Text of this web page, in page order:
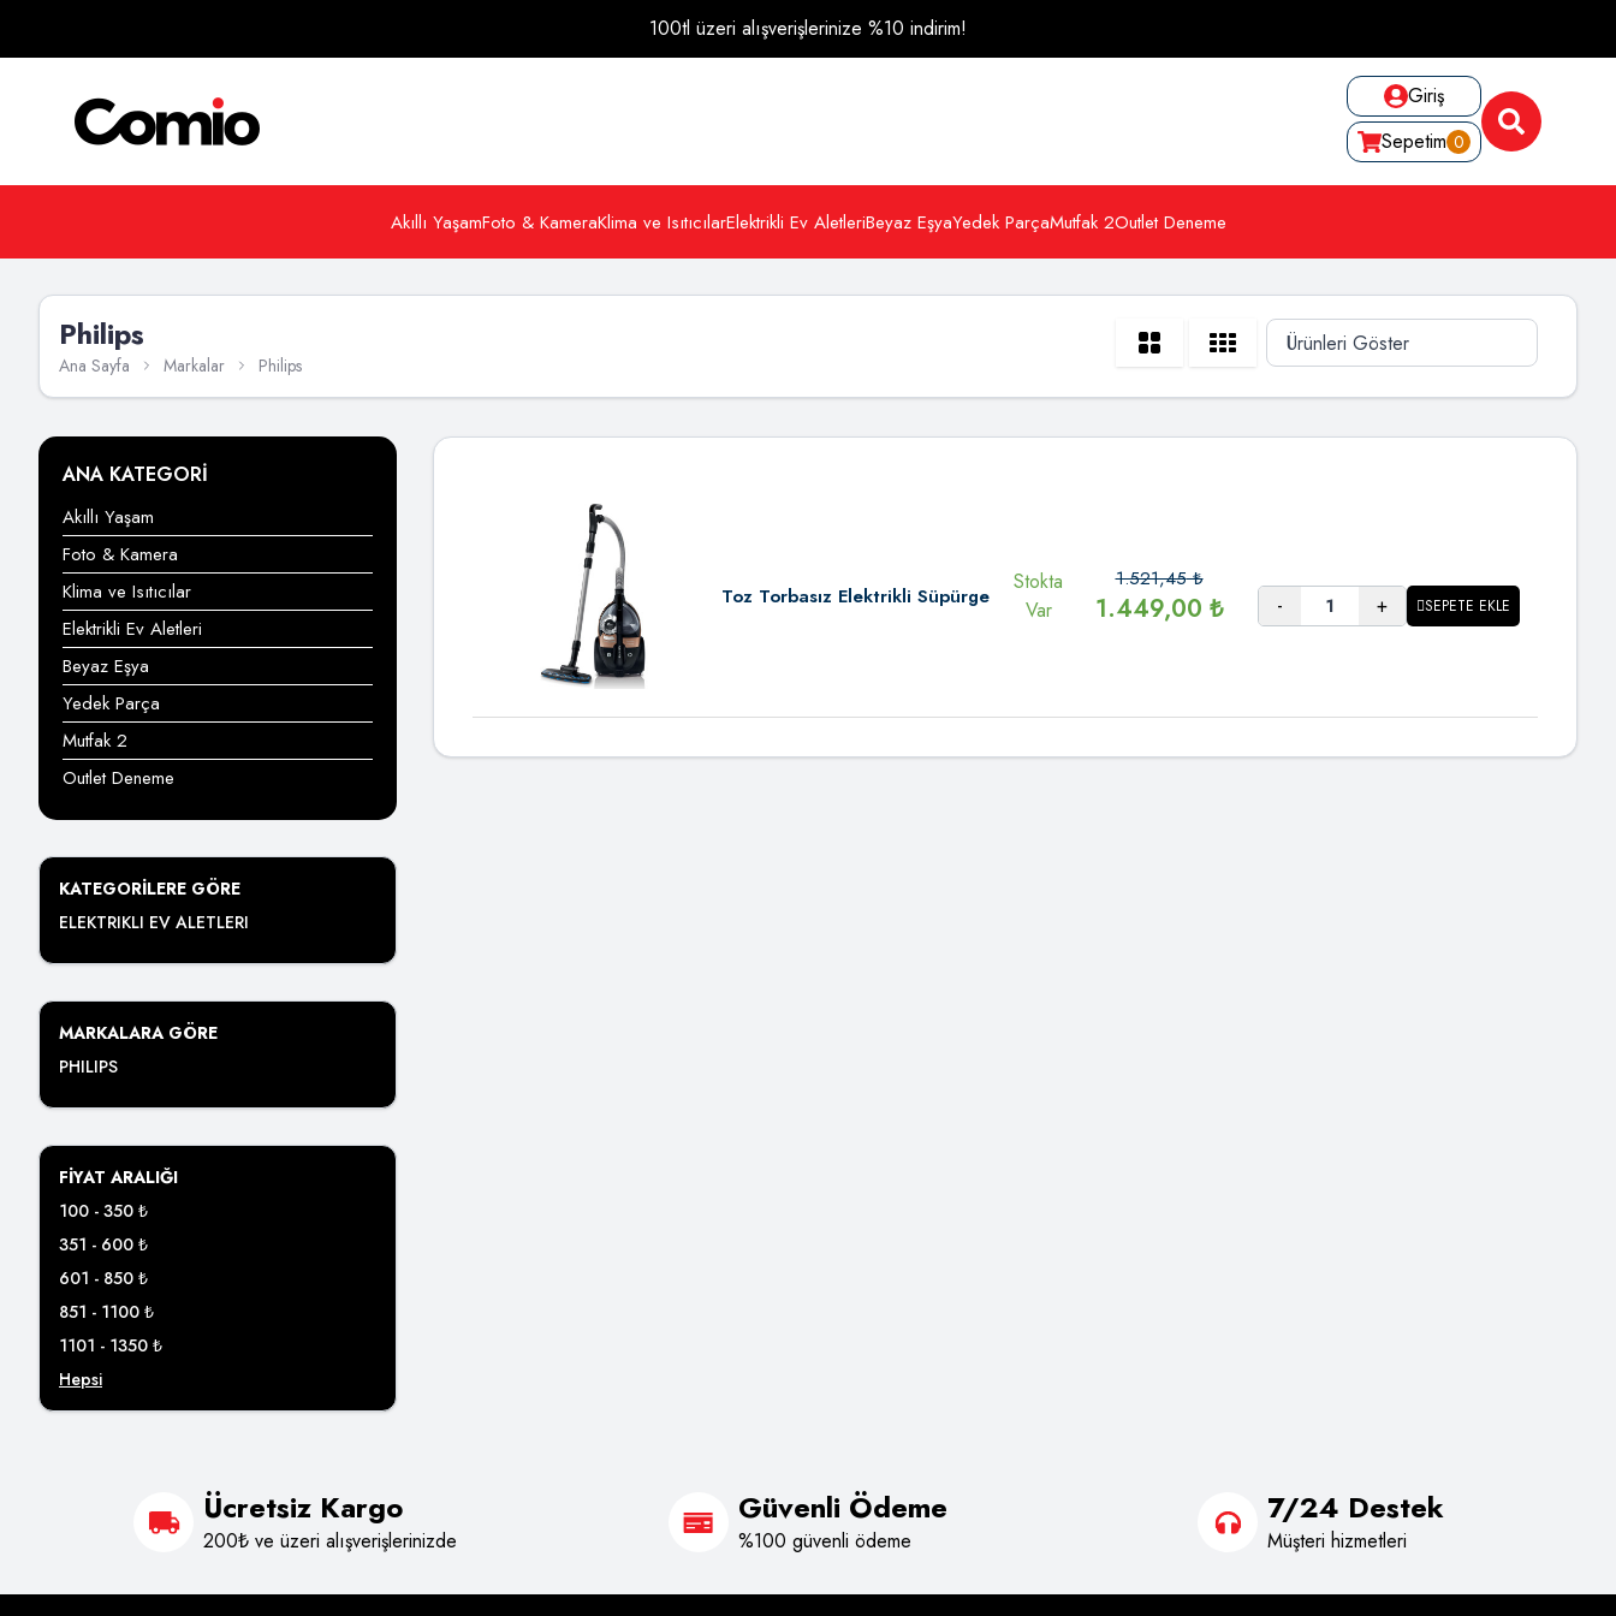
100tl üzeri alışverişlerinize %10 indirim!
Giriş
Sepetim 0
Akıllı YaşamFoto & KameraKlima ve IsıtıcılarElektrikli Ev AletleriBeyaz EşyaYedek ParçaMutfak 2Outlet Deneme
Philips
Ana Sayfa Markalar Philips
ANA KATEGORİ
Akıllı Yaşam
Foto & Kamera
Klima ve Isıtıcılar
Elektrikli Ev Aletleri
Beyaz Eşya
Yedek Parça
Mutfak 2
Outlet Deneme
KATEGORILERE GÖRE
ELEKTRIKLI EV ALETLERI
MARKALARA GÖRE
PHILIPS
FIYAT ARALIĞI
100 - 350 ₺
351 - 600 ₺
601 - 850 ₺
851 - 1100 ₺
1101 - 1350 ₺
Hepsi
Toz Torbasız Elektrikli Süpürge
Stokta
Var
1.521,45₺
1.449,00 ₺ - + SEPETE EKLE
Ücretsiz Kargo
200₺ ve üzeri alışverişlerinizde
Güvenli Ödeme
%100 güvenli ödeme
7/24 Destek
Müşteri hizmetleri